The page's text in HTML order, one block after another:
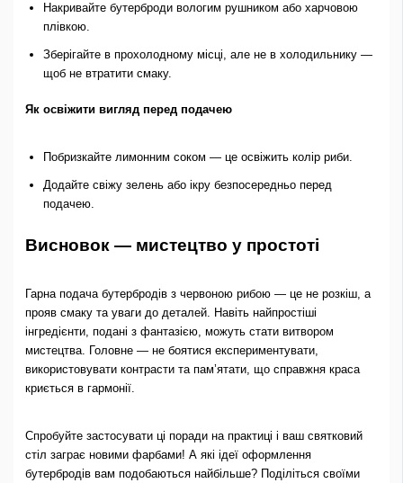
Накривайте бутерброди вологим рушником або харчовою
плівкою.
Зберігайте в прохолодному місці, але не в холодильнику —
щоб не втратити смаку.
Як освіжити вигляд перед подачею
Побризкайте лимонним соком — це освіжить колір риби.
Додайте свіжу зелень або ікру безпосередньо перед
подачею.
Висновок — мистецтво у простоті
Гарна подача бутербродів з червоною рибою — це не розкіш, а
прояв смаку та уваги до деталей. Навіть найпростіші
інгредієнти, подані з фантазією, можуть стати витвором
мистецтва. Головне — не боятися експериментувати,
використовувати контрасти та пам’ятати, що справжня краса
криється в гармонії.
Спробуйте застосувати ці поради на практиці і ваш святковий
стіл заграє новими фарбами! А які ідеї оформлення
бутербродів вам подобаються найбільше? Поділіться своїми